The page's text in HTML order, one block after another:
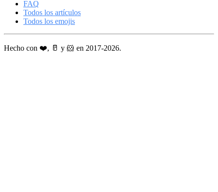
FAQ
Todos los artículos
Todos los emojis
Hecho con ❤️, 🥛 y 🐹 en 2017-2026.